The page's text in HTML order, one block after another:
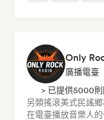
Only
廣播電臺
> 已提供5000
另類搖滾美式民謠
在電臺播放音樂人